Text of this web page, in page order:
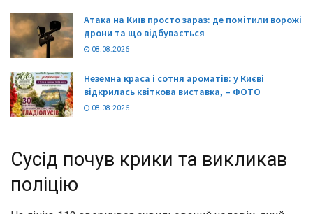
Атака на Київ просто зараз: де помітили ворожі
дрони та що відбувається
08.08.2026
Неземна краса і сотня ароматів: у Києві
відкрилась квіткова виставка, – ФОТО
08.08.2026
Сусід почув крики та викликав
поліцію